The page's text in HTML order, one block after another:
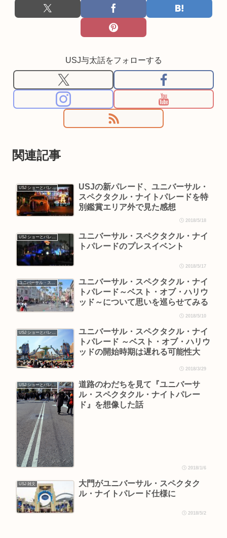
USJ与太話をフォローする
関連記事
USJ ショーとパレード
USJの新パレード、ユニバーサル・
スペクタクル・ナイトパレードを特
別鑑賞エリア外で見た感想
2018/5/18
USJ ショーとパレード
ユニバーサル・スペクタクル・ナイ
トパレードのプレスイベント
2018/5/17
ユニバーサル・スペクタクル・ナイトパレード ～ベスト・オブ・ハリウッド～
ユニバーサル・スペクタクル・ナイ
トパレード～ベスト・オブ・ハリウ
ッド～について思いを巡らせてみる
2018/5/10
ユニバーサル・スペクタクル・ナイ
トパレード ～ベスト・オブ・ハリウ
ッドの開始時期は遅れる可能性大
2018/3/29
USJ ショーとパレード
道路のわだちを見て『ユニバーサ
ル・スペクタクル・ナイトパレー
ド』を想像した話
2018/1/6
USJ 雑文
大門がユニバーサル・スペクタク
ル・ナイトパレード仕様に
2018/5/2